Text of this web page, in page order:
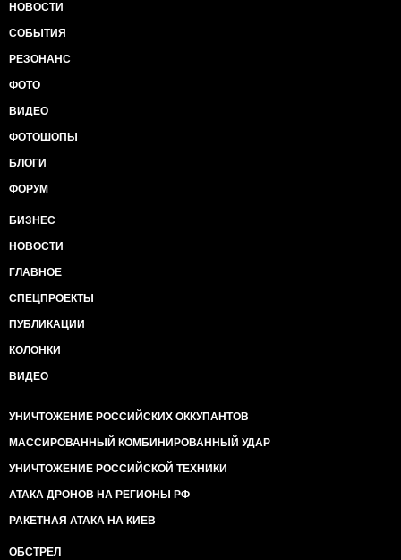
НОВОСТИ
СОБЫТИЯ
РЕЗОНАНС
ФОТО
ВИДЕО
ФОТОШОПЫ
БЛОГИ
ФОРУМ
БИЗНЕС
НОВОСТИ
ГЛАВНОЕ
СПЕЦПРОЕКТЫ
ПУБЛИКАЦИИ
КОЛОНКИ
ВИДЕО
УНИЧТОЖЕНИЕ РОССИЙСКИХ ОККУПАНТОВ
МАССИРОВАННЫЙ КОМБИНИРОВАННЫЙ УДАР
УНИЧТОЖЕНИЕ РОССИЙСКОЙ ТЕХНИКИ
АТАКА ДРОНОВ НА РЕГИОНЫ РФ
РАКЕТНАЯ АТАКА НА КИЕВ
ОБСТРЕЛ